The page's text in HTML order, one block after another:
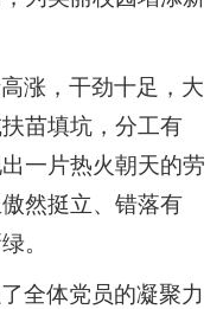
涨，干劲十足，大
苗填坑，分工有
一片热火朝天的劳
然挺立、错落有
。
全体党员的凝聚力